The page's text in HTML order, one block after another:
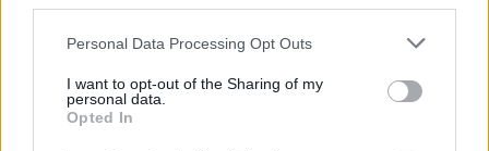
Personal Data Processing Opt Outs
I want to opt-out of the Sharing of my
personal data.
Opted In
Jutrišnje Sobotne lutkarije vabijo
otroke na predstavo "Fuj, gosenica!"